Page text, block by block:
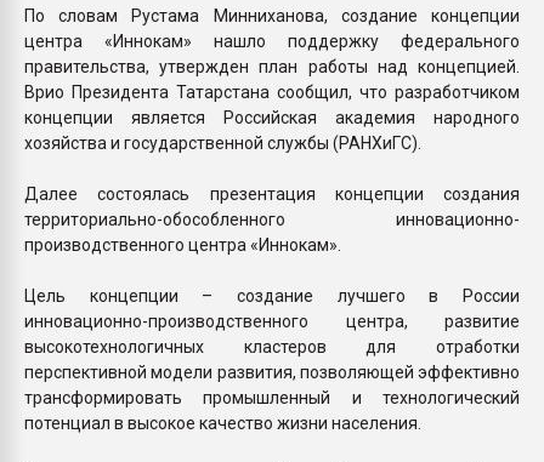
По словам Рустама Минниханова, создание концепции
центра «Иннокам» нашло поддержку федерального
правительства, утвержден план работы над концепцией.
Врио Президента Татарстана сообщил, что разработчиком
концепции является Российская академия народного
хозяйства и государственной службы (РАНХиГС).
Далее состоялась презентация концепции создания
территориально-обособленного инновационно-
производственного центра «Иннокам».
Цель концепции – создание лучшего в России
инновационно-производственного центра, развитие
высокотехнологичных кластеров для отработки
перспективной модели развития, позволяющей эффективно
трансформировать промышленный и технологический
потенциал в высокое качество жизни населения.